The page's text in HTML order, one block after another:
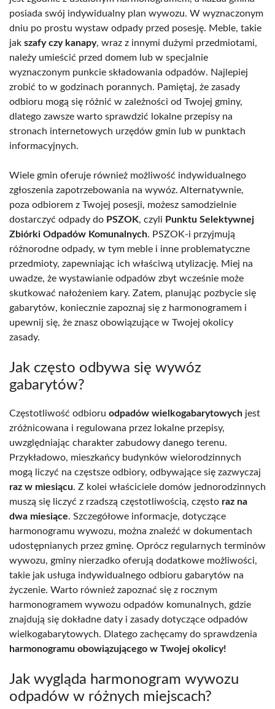
posiada swój indywidualny plan wywozu. W wyznaczonym
dniu po prostu wystaw odpady przed posesję. Meble, takie
jak szafy czy kanapy, wraz z innymi dużymi przedmiotami,
należy umieścić przed domem lub w specjalnie
wyznaczonym punkcie składowania odpadów. Najlepiej
zrobić to w godzinach porannych. Pamiętaj, że zasady
odbioru mogą się różnić w zależności od Twojej gminy,
dlatego zawsze warto sprawdzić lokalne przepisy na
stronach internetowych urzędów gmin lub w punktach
informacyjnych.
Wiele gmin oferuje również możliwość indywidualnego
zgłoszenia zapotrzebowania na wywóz. Alternatywnie,
poza odbiorem z Twojej posesji, możesz samodzielnie
dostarczyć odpady do PSZOK, czyli Punktu Selektywnej
Zbiórki Odpadów Komunalnych. PSZOK-i przyjmują
różnorodne odpady, w tym meble i inne problematyczne
przedmioty, zapewniając ich właściwą utylizację. Miej na
uwadze, że wystawianie odpadów zbyt wcześnie może
skutkować nałożeniem kary. Zatem, planując pozbycie się
gabarytów, koniecznie zapoznaj się z harmonogramem i
upewnij się, że znasz obowiązujące w Twojej okolicy
zasady.
Jak często odbywa się wywóz
gabarytów?
Częstotliwość odbioru odpadów wielkogabarytowych jest
zróżnicowana i regulowana przez lokalne przepisy,
uwzględniając charakter zabudowy danego terenu.
Przykładowo, mieszkańcy budynków wielorodzinnych
mogą liczyć na częstsze odbiory, odbywające się zazwyczaj
raz w miesiącu. Z kolei właściciele domów jednorodzinnych
muszą się liczyć z rzadszą częstotliwością, często raz na
dwa miesiące. Szczegółowe informacje, dotyczące
harmonogramu wywozu, można znaleźć w dokumentach
udostępnianych przez gminę. Oprócz regularnych terminów
wywozu, gminy nierzadko oferują dodatkowe możliwości,
takie jak usługa indywidualnego odbioru gabarytów na
życzenie. Warto również zapoznać się z rocznym
harmonogramem wywozu odpadów komunalnych, gdzie
znajdują się dokładne daty i zasady dotyczące odpadów
wielkogabarytowych. Dlatego zachęcamy do sprawdzenia
harmonogramu obowiązującego w Twojej okolicy!
Jak wygląda harmonogram wywozu
odpadów w różnych miejscach?